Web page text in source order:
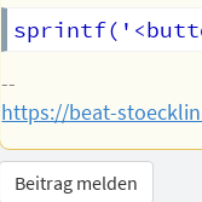
--
https://beat-
Beitrag melden